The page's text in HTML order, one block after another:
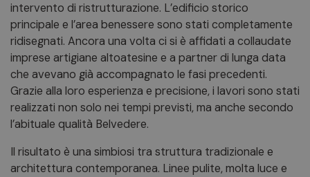
intervento di ristrutturazione. L’edificio storico
principale e l’area benessere sono stati completamente
ridisegnati. Ancora una volta ci si è affidati a collaudate
imprese artigiane altoatesine e a partner di lunga data
che avevano già accompagnato le fasi precedenti.
Grazie alla loro esperienza e precisione, i lavori sono stati
realizzati non solo nei tempi previsti, ma anche secondo
l’abituale qualità Belvedere.
Il risultato è una simbiosi tra struttura tradizionale e
architettura contemporanea. Linee pulite, molta luce e